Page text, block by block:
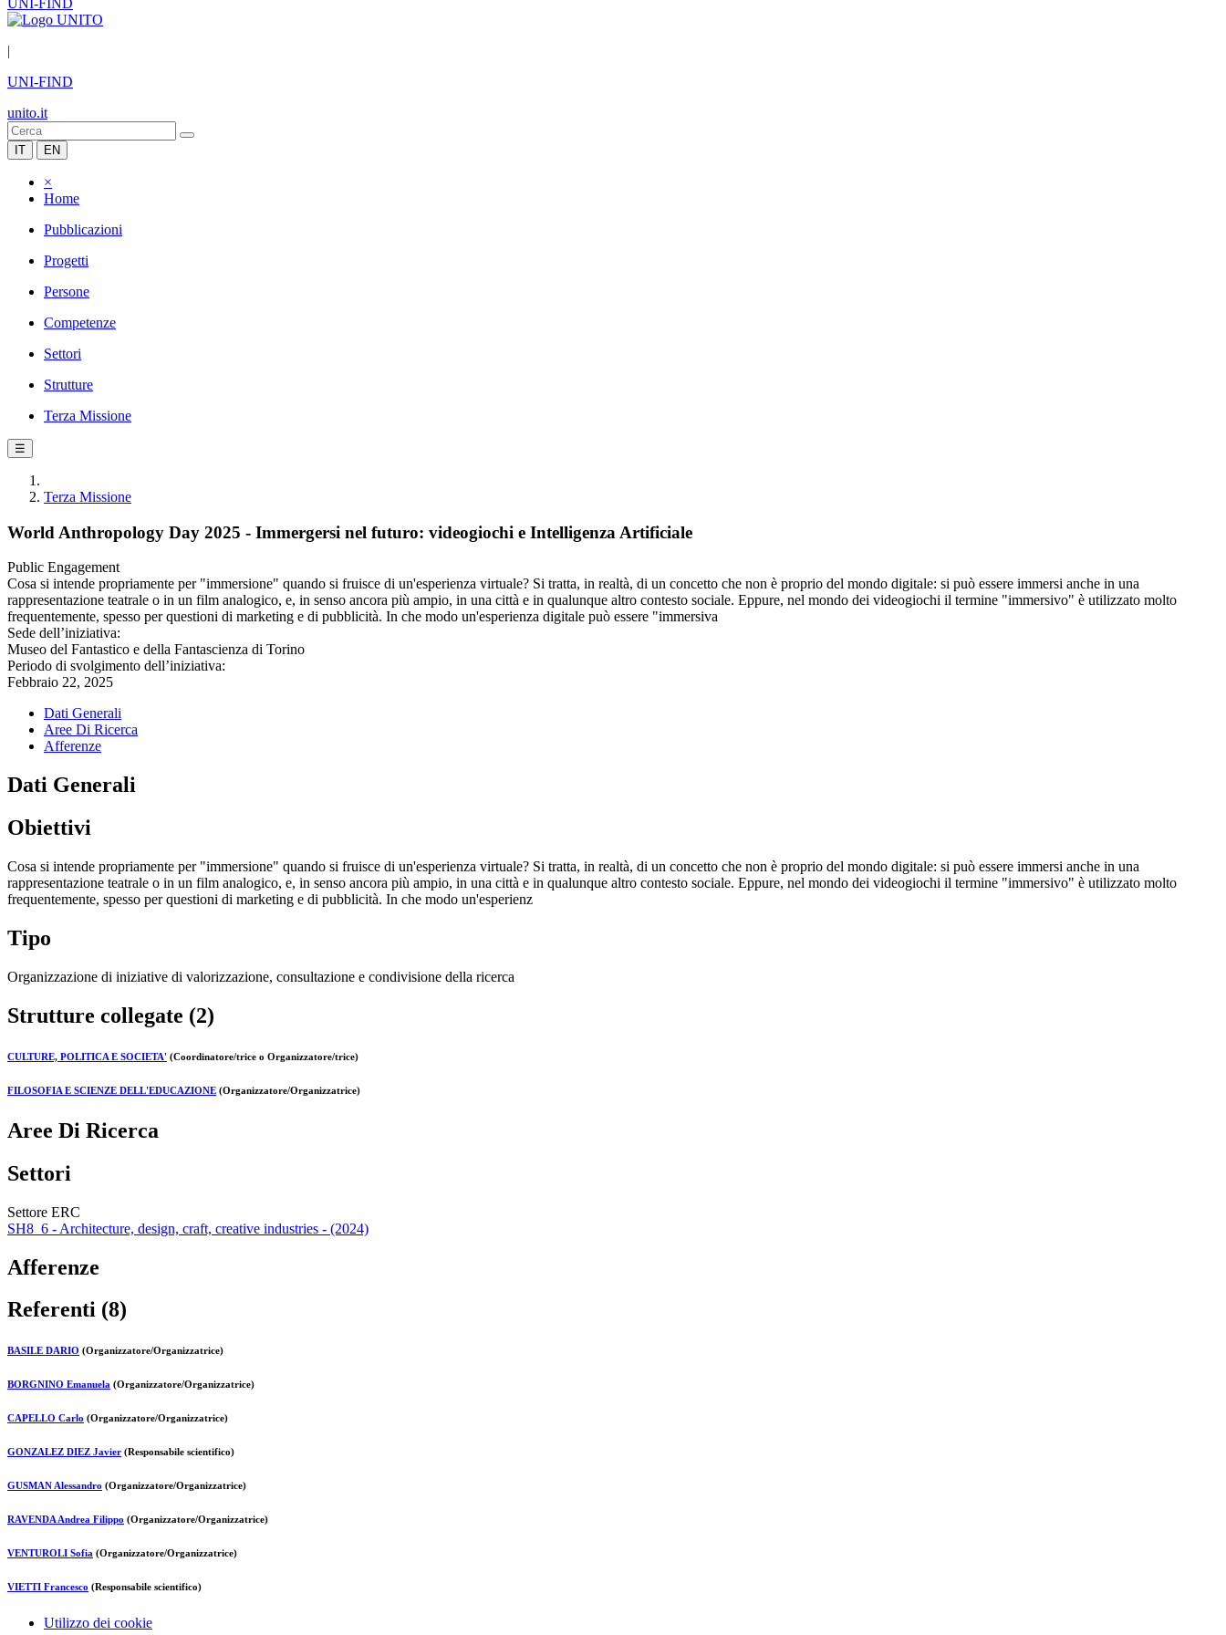
UNI-FIND
|
UNI-FIND
unito.it
IT EN
×
Home
Pubblicazioni
Progetti
Persone
Competenze
Settori
Strutture
Terza Missione
☰
Terza Missione
World Anthropology Day 2025 - Immergersi nel futuro: videogiochi e Intelligenza Artificiale
Public Engagement
Cosa si intende propriamente per "immersione" quando si fruisce di un'esperienza virtuale? Si tratta, in realtà, di un concetto che non è proprio del mondo digitale: si può essere immersi anche in una
rappresentazione teatrale o in un film analogico, e, in senso ancora più ampio, in una città e in qualunque altro contesto sociale. Eppure, nel mondo dei videogiochi il termine "immersivo" è utilizzato molto
frequentemente, spesso per questioni di marketing e di pubblicità. In che modo un'esperienza digitale può essere "immersiva
Sede dell’iniziativa:
Museo del Fantastico e della Fantascienza di Torino
Periodo di svolgimento dell’iniziativa:
Febbraio 22, 2025
Dati Generali
Aree Di Ricerca
Afferenze
Dati Generali
Obiettivi
Cosa si intende propriamente per "immersione" quando si fruisce di un'esperienza virtuale? Si tratta, in realtà, di un concetto che non è proprio del mondo digitale: si può essere immersi anche in una
rappresentazione teatrale o in un film analogico, e, in senso ancora più ampio, in una città e in qualunque altro contesto sociale. Eppure, nel mondo dei videogiochi il termine "immersivo" è utilizzato molto
frequentemente, spesso per questioni di marketing e di pubblicità. In che modo un'esperienz
Tipo
Organizzazione di iniziative di valorizzazione, consultazione e condivisione della ricerca
Strutture collegate (2)
CULTURE, POLITICA E SOCIETA' (Coordinatore/trice o Organizzatore/trice)
FILOSOFIA E SCIENZE DELL'EDUCAZIONE (Organizzatore/Organizzatrice)
Aree Di Ricerca
Settori
Settore ERC
SH8_6 - Architecture, design, craft, creative industries - (2024)
Afferenze
Referenti (8)
BASILE DARIO (Organizzatore/Organizzatrice)
BORGNINO Emanuela (Organizzatore/Organizzatrice)
CAPELLO Carlo (Organizzatore/Organizzatrice)
GONZALEZ DIEZ Javier (Responsabile scientifico)
GUSMAN Alessandro (Organizzatore/Organizzatrice)
RAVENDA Andrea Filippo (Organizzatore/Organizzatrice)
VENTUROLI Sofia (Organizzatore/Organizzatrice)
VIETTI Francesco (Responsabile scientifico)
Utilizzo dei cookie